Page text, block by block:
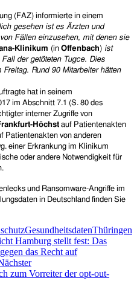
(FAZ) informierte in einem
gesehen ist es Ärzten und
Fällen einzusehen, mit denen sie
Klinikum (in Offenbach) ist
der getöteten Tugce. Dies
Rund 90 Mitarbeiter hätten
hat in seinem
im Abschnitt 7.1 (S. 80 des
interner Zugriffe von
Höchst auf Patientenakten
Patientenakten von anderen
einer Erkrankung im Klinikum
oder andere Notwendigkeit für
und Ransomware-Angriffe im
in Deutschland finden Sie
GesundheitsdatenThüringen
Hamburg stellt fest: Das
das Recht auf
zum Vorreiter der opt-out-